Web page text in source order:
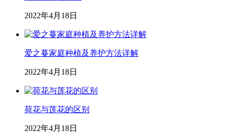
2022年4月18日
爱之蔓家庭种植及养护方法详解
2022年4月18日
荷花与莲花的区别
2022年4月18日